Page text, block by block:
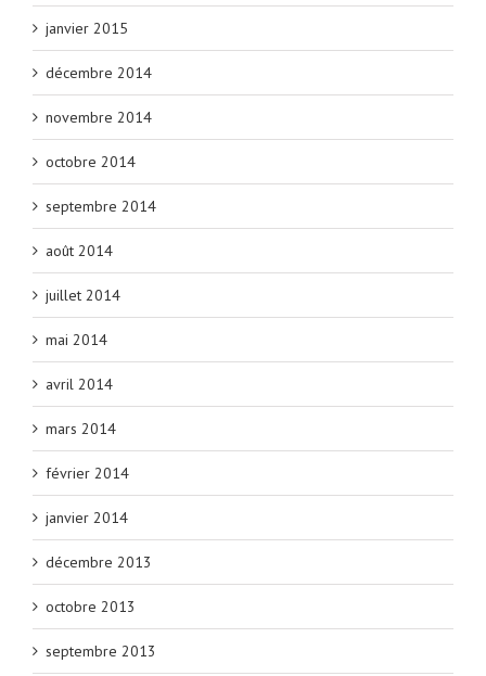
janvier 2015
décembre 2014
novembre 2014
octobre 2014
septembre 2014
août 2014
juillet 2014
mai 2014
avril 2014
mars 2014
février 2014
janvier 2014
décembre 2013
octobre 2013
septembre 2013